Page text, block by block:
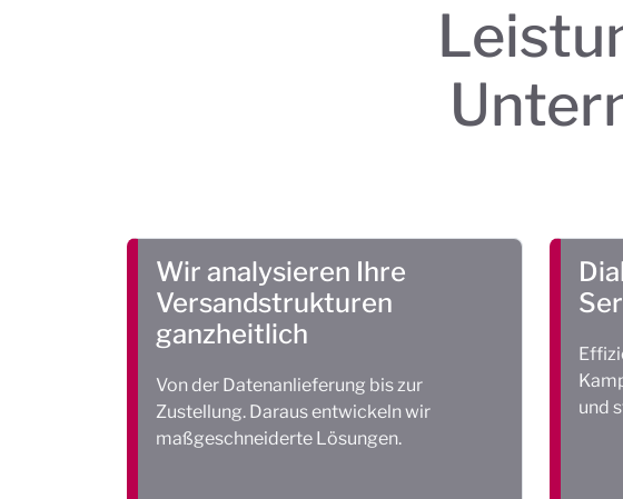
Wir analysieren Ihre
Versandstrukturen
ganzheitlich
Von der Datenanlieferung bis zur
Zustellung. Daraus entwickeln wir
maßgeschneiderte Lösungen.
und